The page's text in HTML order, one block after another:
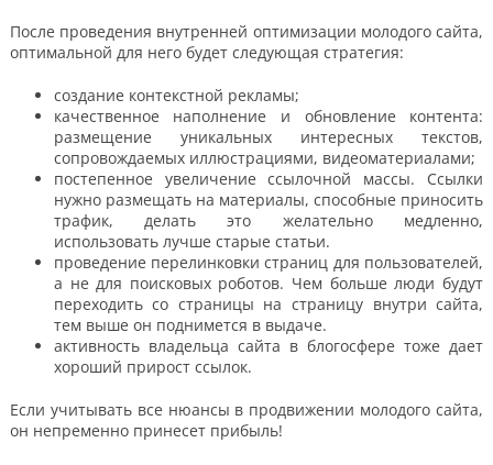
После проведения внутренней оптимизации молодого сайта,
оптимальной для него будет следующая стратегия:
создание контекстной рекламы;
качественное наполнение и обновление контента:
размещение уникальных интересных текстов,
сопровождаемых иллюстрациями, видеоматериалами;
постепенное увеличение ссылочной массы. Ссылки
нужно размещать на материалы, способные приносить
трафик, делать это желательно медленно,
использовать лучше старые статьи.
проведение перелинковки страниц для пользователей,
а не для поисковых роботов. Чем больше люди будут
переходить со страницы на страницу внутри сайта,
тем выше он поднимется в выдаче.
активность владельца сайта в блогосфере тоже дает
хороший прирост ссылок.
Если учитывать все нюансы в продвижении молодого сайта,
он непременно принесет прибыль!